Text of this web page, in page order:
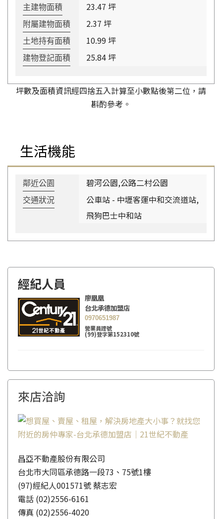
主建物面積 23.47 坪
附屬建物面積 2.37 坪
土地持有面積 10.99 坪
建物登記面積 25.84 坪
坪數及面積資訊經四捨五入計算至小數點後第二位，請
斟酌參考。
生活機能
鄰近公園 碧河公園,公路二村公園
交通狀況
公車站 - 中壢客運中和交流道站,
飛狗巴士中和站
經紀人員
廖凰凰
台北承德加盟店
0970651987
營業員證號
(99)登字第152310號
來店洽詢
昌亞不動產股份有限公司
台北市大同區承德路一段73、75號1樓
(97)經紀人001571號 蔡志宏
電話 (02)2556-6161
傳真 (02)2556-4020